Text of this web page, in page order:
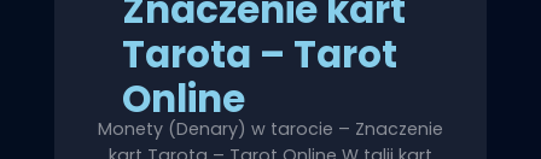
Tarota – Tarot
Online
Monety (Denary) w tarocie – Znaczenie